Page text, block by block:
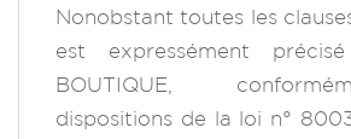
Nonobstant toutes les
est expressément
BOUTIQUE,
dispositions de la loi n°